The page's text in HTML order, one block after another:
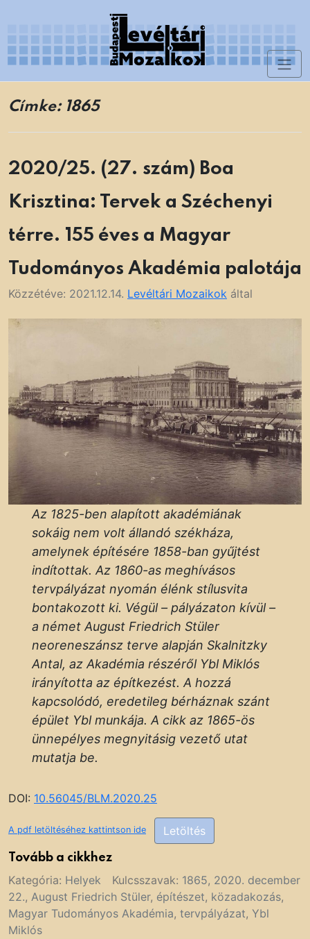
content
Címke: 1865
2020/25. (27. szám) Boa
Krisztina: Tervek a Széchenyi
térre. 155 éves a Magyar
Tudományos Akadémia palotája
Közzétéve: 2021.12.14. Levéltári Mozaikok által
Az 1825-ben alapított akadémiának
sokáig nem volt állandó székháza,
amelynek építésére 1858-ban gyűjtést
indítottak. Az 1860-as meghívásos
tervpályázat nyomán élénk stílusvita
bontakozott ki. Végül – pályázaton kívül –
a német August Friedrich Stüler
neoreneszánsz terve alapján Skalnitzky
Antal, az Akadémia részéről Ybl Miklós
irányította az építkezést. A hozzá
kapcsolódó, eredetileg bérháznak szánt
épület Ybl munkája. A cikk az 1865-ös
ünnepélyes megnyitásig vezető utat
mutatja be.
DOI: 10.56045/BLM.2020.25
A pdf letöltéséhez kattintson ide Letöltés
Tovább a cikkhez
Kategória: Helyek Kulcsszavak: 1865, 2020. december
22., August Friedrich Stüler, építészet, közadakozás,
Magyar Tudományos Akadémia, tervpályázat, Ybl
Miklós